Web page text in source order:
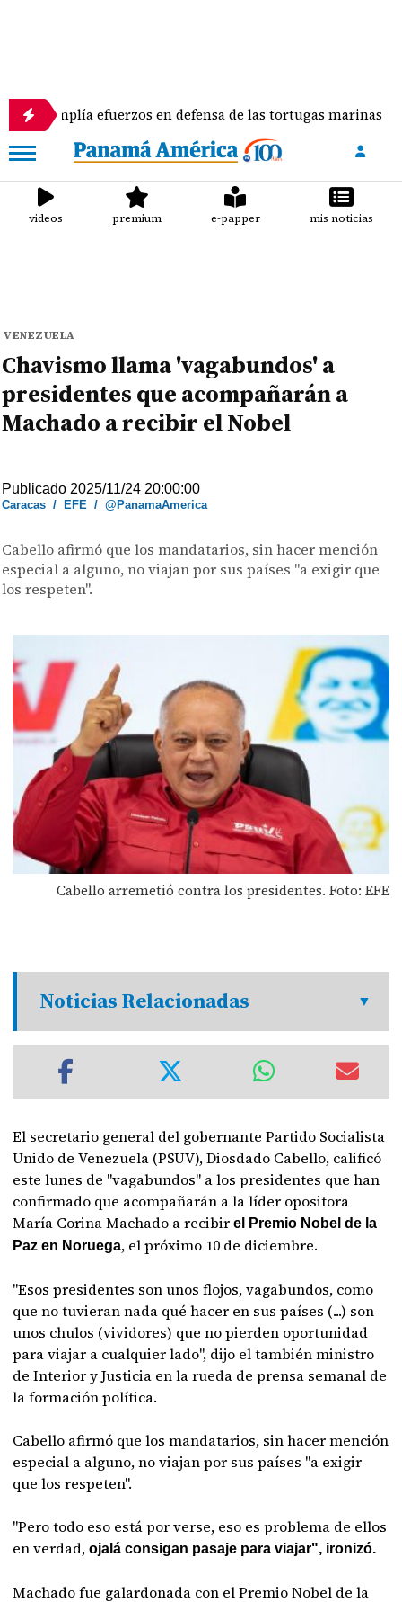
efuerzos en defensa de las tortugas marinas
videos premium e-papper mis noticias
VENEZUELA
Chavismo llama 'vagabundos' a
presidentes que acompañarán a
Machado a recibir el Nobel
Publicado 2025/11/24 20:00:00
Caracas / EFE /@PanamaAmerica
Cabello afirmó que los mandatarios, sin hacer mención
especial a alguno, no viajan por sus países "a exigir que
los respeten".
Cabello arremetió contra los presidentes. Foto: EFE
Noticias Relacionadas
El secretario general del gobernante Partido Socialista
Unido de Venezuela (PSUV), Diosdado Cabello, calificó
este lunes de "vagabundos" a los presidentes que han
confirmado que acompañarán a la líder opositora
María Corina Machado a recibirel Premio Nobel de la
Paz en Noruega, el próximo 10 de diciembre.
"Esos presidentes son unos flojos, vagabundos, como
que no tuvieran nada qué hacer en sus países (...) son
unos chulos (vividores) que no pierden oportunidad
para viajar a cualquier lado", dijo el también ministro
de Interior y Justicia en la rueda de prensa semanal de
la formación política.
Cabello afirmó que los mandatarios, sin hacer mención
especial a alguno, no viajan por sus países "a exigir
que los respeten".
"Pero todo eso está por verse, eso es problema de ellos
en verdad,ojalá consigan pasaje para viajar", ironizó.
Machado fue galardonada con el Premio Nobel de la